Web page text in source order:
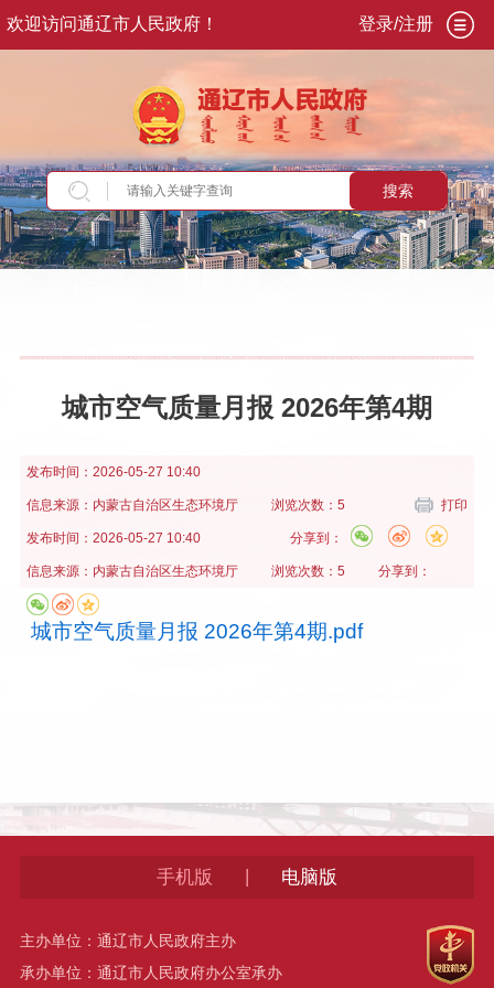
欢迎访问通辽市人民政府！ 登录/注册
搜索
当前位置：首页>政务公开>政府信息公开>法
气质量城市空气质量月报 2026年第4期
发布时间： 2026-05-27 10:40
信息来源： 内蒙古自治区生态环境厅 浏览次数：5 打印
分享到：
发布时间： 2026-05-27 10:40
信息来源： 内蒙古自治区生态环境厅 浏览次数：5 分享到：
城市空气质量月报 2026年第4期.pdf
手机版 电脑版
主办单位：通辽市人民政府主办
承办单位：通辽市人民政府办公室承办